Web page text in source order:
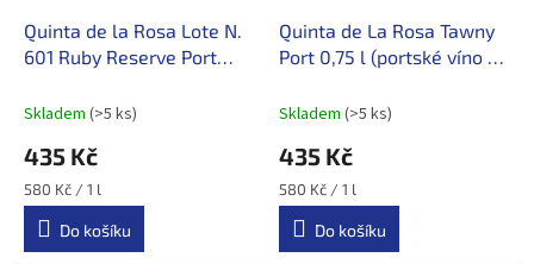
Quinta de la Rosa Lote N.
601 Ruby Reserve Port
Douro)
Skladem (>5 ks)
435 Kč
Měrná
cena:
580 Kč / 1 l
Do košíku
Quinta de La Rosa Tawny
Port 0,75 l (portské víno /
Skladem (>5 ks)
435 Kč
Měrná
cena:
580 Kč / 1 l
Do košíku